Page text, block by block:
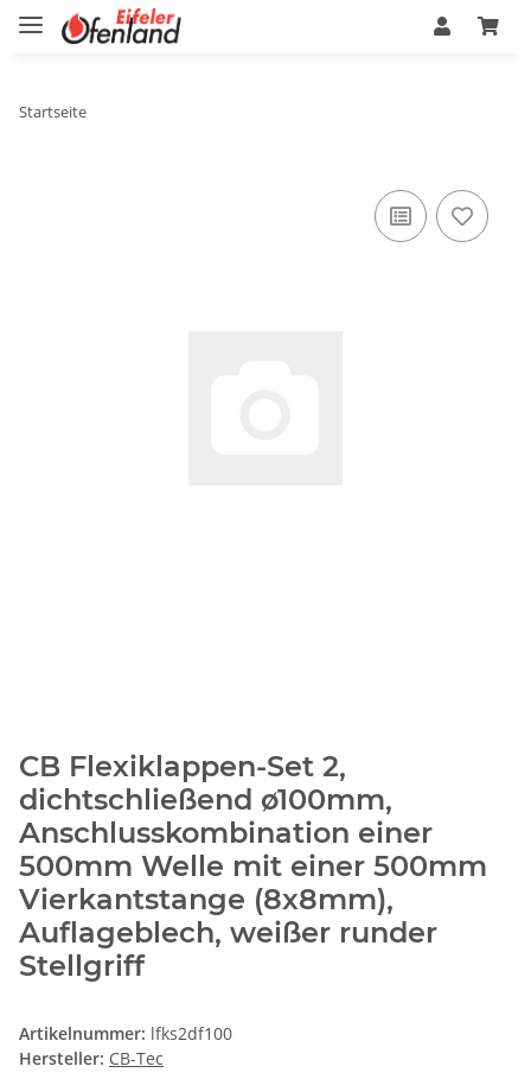
Startseite
CB Flexiklappen-Set 2,
dichtschließend ø100mm,
Anschlusskombination einer
500mm Welle mit einer 500mm
Vierkantstange (8x8mm),
Auflageblech, weißer runder
Stellgriff
Artikelnummer: lfks2df100
Hersteller: CB-Tec